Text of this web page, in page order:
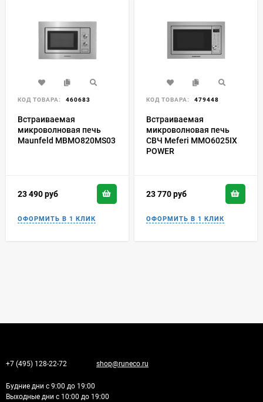
КОД ТОВАРА: 460683
Встраиваемая
микроволновая печь
Maunfeld MBMO820MS03
23 490руб
КОД ТОВАРА: 479448
Встраиваемая
микроволновая печь
СВЧ Meferi MMO6025IX
POWER
23 770руб
+7 (495) 128-22-72 shop@runeco.ru
Будние дни с 9:00 до 19:00
Выходные дни с 10:00 до 19:00